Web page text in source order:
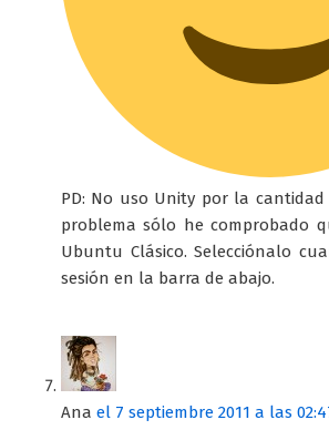
PD: No uso Unity por la cantidad
problema sólo he comprobado
Ubuntu Clásico. Selecciónalo
sesión en la barra de abajo.
Ana el 7 septiembre 2011 a las